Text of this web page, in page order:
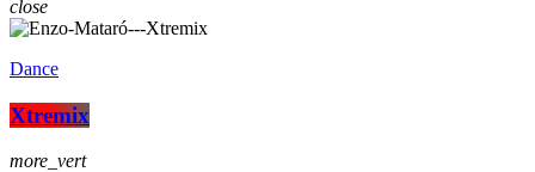
close
Dance
Xtremix
more_vert